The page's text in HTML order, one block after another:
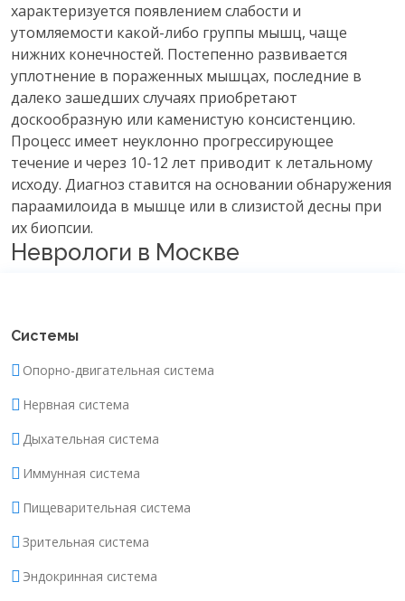
характеризуется появлением слабости и
утомляемости какой-либо группы мышц, чаще
нижних конечностей. Постепенно развивается
уплотнение в пораженных мышцах, последние в
далеко зашедших случаях приобретают
доскообразную или каменистую консистенцию.
Процесс имеет неуклонно прогрессирующее
течение и через 10-12 лет приводит к летальному
исходу. Диагноз ставится на основании обнаружения
параамилоида в мышце или в слизистой десны при
их биопсии.
Неврологи в Москве
Системы
Опорно-двигательная система
Нервная система
Дыхательная система
Иммунная система
Пищеварительная система
Зрительная система
Эндокринная система